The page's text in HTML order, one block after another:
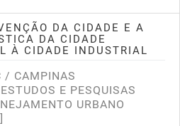
DA CIDADE E A
DA CIDADE
À CIDADE INDUSTRIAL
/ CAMPINAS
ESTUDOS E PESQUISAS
URBANO